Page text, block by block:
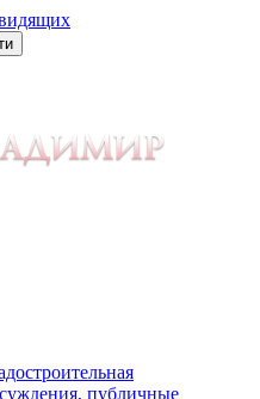
публичные